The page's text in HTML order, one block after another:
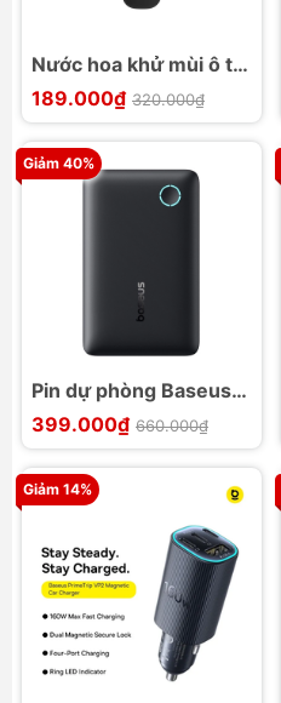
Nước hoa khử mùi ô tô
Baseus Graceful Pro
189.000₫ 320.000₫
Giảm 40%
Pin dự phòng Baseus
EnerFill FP11
10000mAh 15W
399.000₫ 660.000₫
Giảm 14%